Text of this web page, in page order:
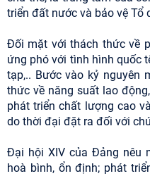
triển đất nước và bảo vệ Tổ
Đối mặt với thách thức về
ứng phó với tình hình quốc
tạp,.. Bước vào kỷ nguyên
thức về năng suất lao
phát triển chất lượng cao
do thời đại đặt ra đối với
Đại hội XIV của Đảng nêu
hoà bình, ổn định; phát